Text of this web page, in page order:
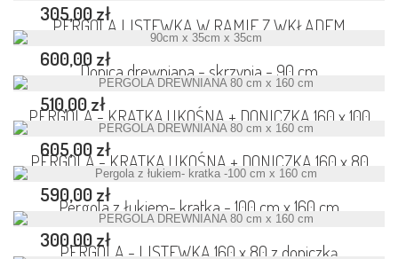
PERGOLA LISTEWKA W RAMIE Z WKŁADEM
Donica drewniana - skrzynia - 90 cm
305,00 zł
PERGOLA - KRATKA UKOŚNA + DONICZKA 160 x 100
600,00 zł
PERGOLA - KRATKA UKOŚNA + DONICZKA 160 x 80
510,00 zł
Pergola z łukiem- kratka - 100 cm x 160 cm
605,00 zł
PERGOLA - LISTEWKA 160 x 80 z doniczką
590,00 zł
300,00 zł